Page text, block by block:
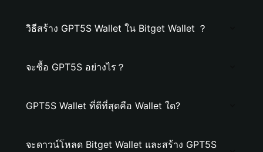
วิธีสร้าง GPT5S Wallet ใน Bitget Wallet ？
จะซื้อ GPT5S อย่างไร？
GPT5S Wallet ที่ดีที่สุดคือ Wallet ใด?
จะดาวน์โหลด Bitget Wallet และสร้าง GPT5S